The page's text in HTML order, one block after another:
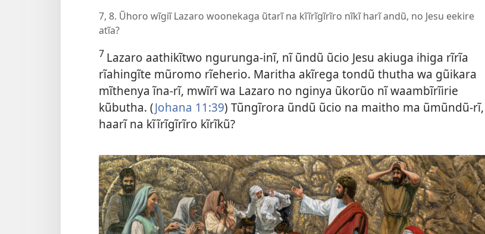
7, 8. Ũhoro wĩgiĩ Lazaro woonekaga ũtarĩ na kĩĩrĩgĩrĩro nĩkĩ harĩ andũ, no Jesu eekire
atĩa?
7 Lazaro aathikĩtwo ngurunga-inĩ, nĩ ũndũ ũcio Jesu akiuga ihiga rĩrĩa
rĩahingĩte mũromo rĩeherio. Maritha akĩrega tondũ thutha wa gũikara
mĩthenya ĩna-rĩ, mwĩrĩ wa Lazaro no nginya ũkorũo nĩ waambĩrĩirie
kũbutha. (Johana 11:39) Tũngĩrora ũndũ ũcio na maitho ma ũmũndũ-rĩ,
haarĩ na kĩĩrĩgĩrĩro kĩrĩkũ?